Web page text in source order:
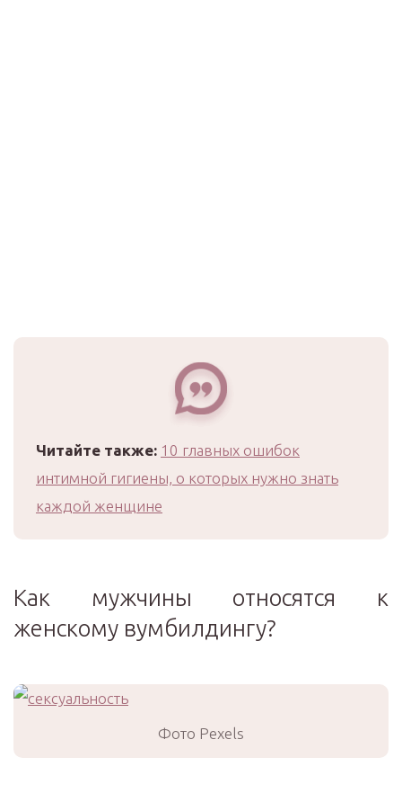
Читайте также: 10 главных ошибок
интимной гигиены, о которых нужно знать
каждой женщине
Как мужчины относятся к
женскому вумбилдингу?
Фото Pexels